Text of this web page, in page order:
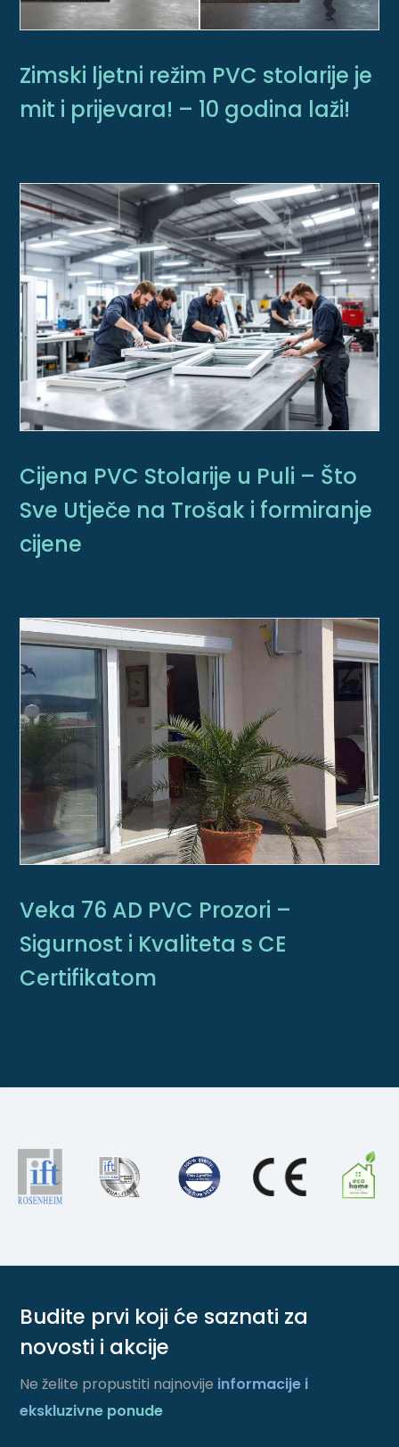
Zimski ljetni režim PVC stolarije je
mit i prijevara! – 10 godina laži!
Cijena PVC Stolarije u Puli – Što
Sve Utječe na Trošak i formiranje
cijene
Veka 76 AD PVC Prozori –
Sigurnost i Kvaliteta s CE
Certifikatom
Budite prvi koji će saznati za
novosti i akcije
Ne želite propustiti najnovije informacije i
ekskluzivne ponude